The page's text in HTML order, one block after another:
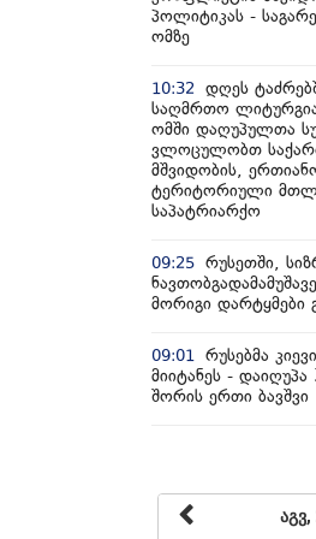
პოლიტიკას -
ომზე
10:32
დღეს
საღმრთო ლიტურგია
ომში დაღუპულთა
ვლოცულობთ
მშვიდობის,
ტერიტორიული
საპატრიარქო
09:25 რუსეთში,
მორიგი დარტყმები
09:01
რუსებმა
მიიტანეს -
შორის ერთი ბავშვი
აგვ,